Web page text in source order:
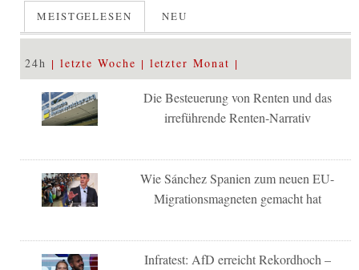
MEISTGELESEN NEU
24h letzte Woche letzter Monat
Die Besteuerung von Renten und das
irreführende Renten-Narrativ
Wie Sánchez Spanien zum neuen EU-
Migrationsmagneten gemacht hat
Infratest: AfD erreicht Rekordhoch –